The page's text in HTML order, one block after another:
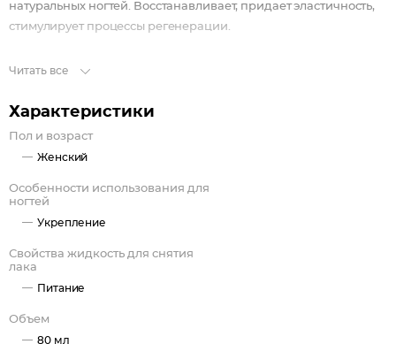
натуральных ногтей. Восстанавливает, придает эластичность,
стимулирует процессы регенерации.
Читать все
Характеристики
Пол и возраст
Женский
Особенности использования для
ногтей
Укрепление
Свойства жидкость для снятия
лака
Питание
Объем
80 мл